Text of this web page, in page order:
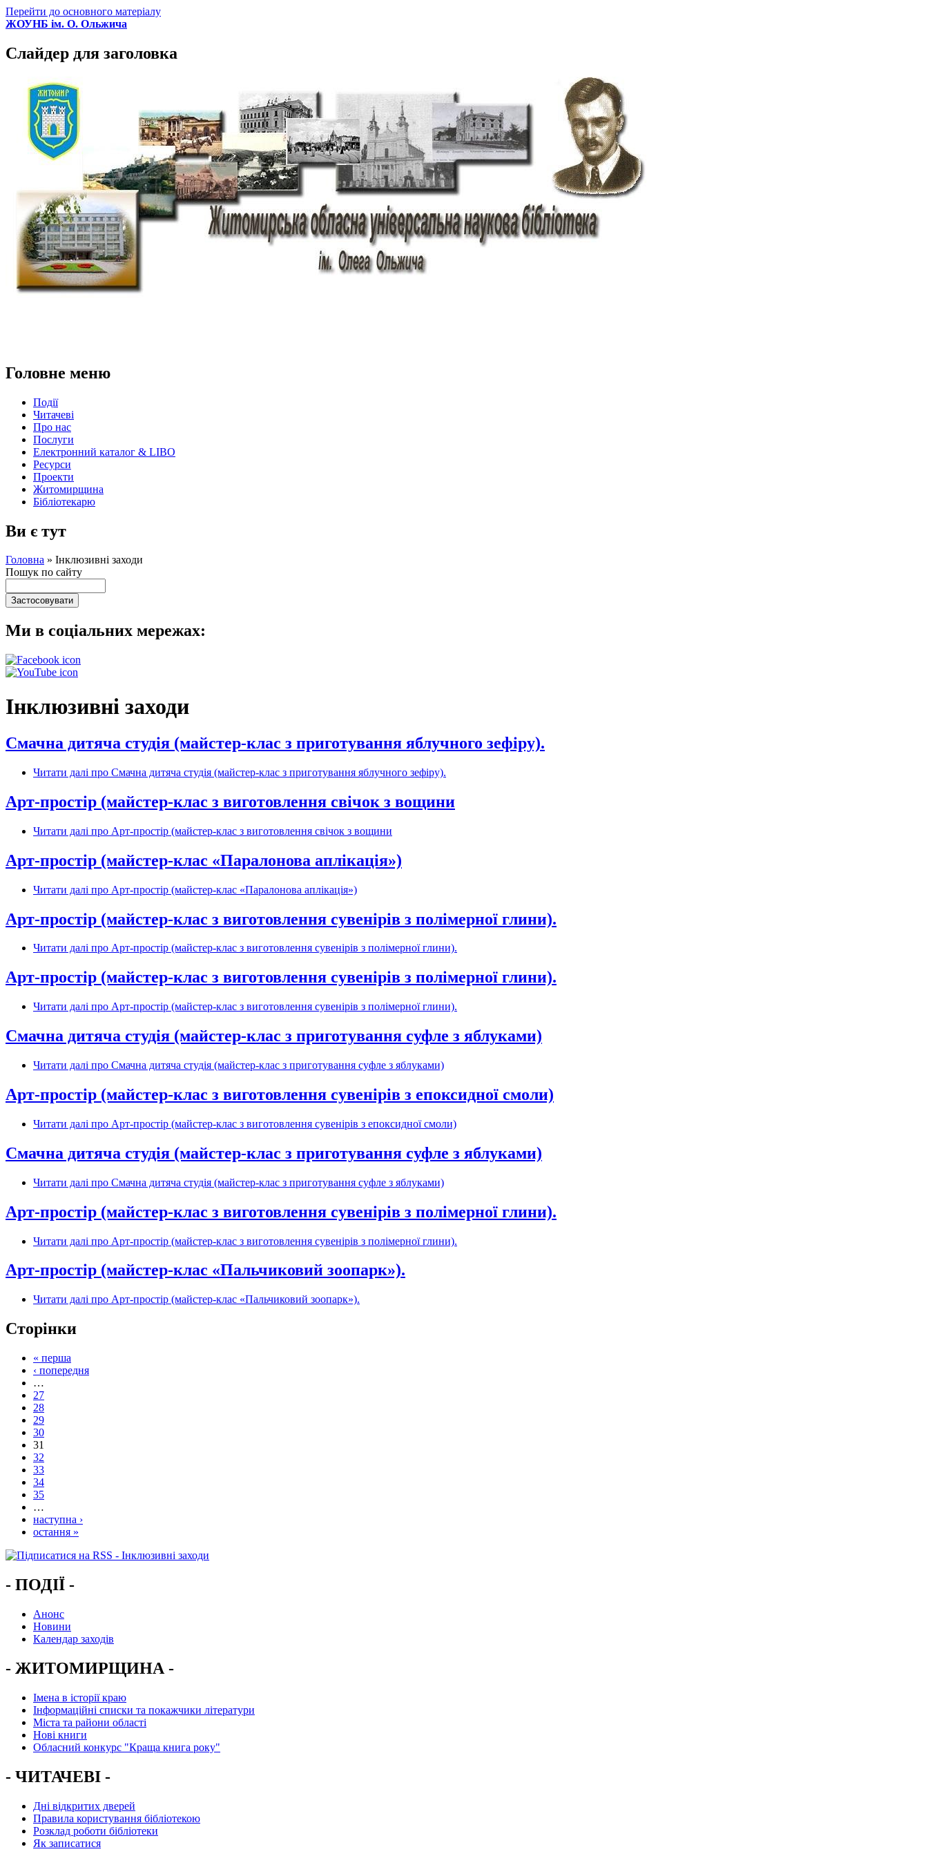
Перейти до основного матеріалу
ЖОУНБ ім. О. Ольжича
Слайдер для заголовка
Головне меню
Події
Читачеві
Про нас
Послуги
Електронний каталог & LIBO
Ресурси
Проекти
Житомирщина
Бібліотекарю
Ви є тут
Головна » Інклюзивні заходи
Пошук по сайту
Ми в соціальних мережах:
Інклюзивні заходи
Смачна дитяча студія (майстер-клас з приготування яблучного зефіру).
Читати далі про Смачна дитяча студія (майстер-клас з приготування яблучного зефіру).
Арт-простір (майстер-клас з виготовлення свічок з вощини
Читати далі про Арт-простір (майстер-клас з виготовлення свічок з вощини
Арт-простір (майстер-клас «Паралонова аплікація»)
Читати далі про Арт-простір (майстер-клас «Паралонова аплікація»)
Арт-простір (майстер-клас з виготовлення сувенірів з полімерної глини).
Читати далі про Арт-простір (майстер-клас з виготовлення сувенірів з полімерної глини).
Арт-простір (майстер-клас з виготовлення сувенірів з полімерної глини).
Читати далі про Арт-простір (майстер-клас з виготовлення сувенірів з полімерної глини).
Смачна дитяча студія (майстер-клас з приготування суфле з яблуками)
Читати далі про Смачна дитяча студія (майстер-клас з приготування суфле з яблуками)
Арт-простір (майстер-клас з виготовлення сувенірів з епоксидної смоли)
Читати далі про Арт-простір (майстер-клас з виготовлення сувенірів з епоксидної смоли)
Смачна дитяча студія (майстер-клас з приготування суфле з яблуками)
Читати далі про Смачна дитяча студія (майстер-клас з приготування суфле з яблуками)
Арт-простір (майстер-клас з виготовлення сувенірів з полімерної глини).
Читати далі про Арт-простір (майстер-клас з виготовлення сувенірів з полімерної глини).
Арт-простір (майстер-клас «Пальчиковий зоопарк»).
Читати далі про Арт-простір (майстер-клас «Пальчиковий зоопарк»).
Сторінки
« перша
‹ попередня
…
27
28
29
30
31
32
33
34
35
…
наступна ›
остання »
- ПОДІЇ -
Анонс
Новини
Календар заходів
- ЖИТОМИРЩИНА -
Імена в історії краю
Інформаційні списки та покажчики літератури
Міста та райони області
Нові книги
Обласний конкурс "Краща книга року"
- ЧИТАЧЕВІ -
Дні відкритих дверей
Правила користування бібліотекою
Розклад роботи бібліотеки
Як записатися